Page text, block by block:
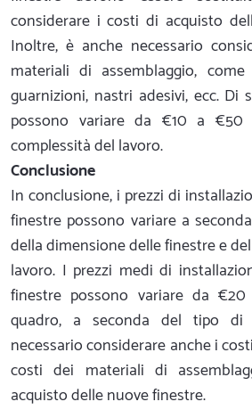
considerare i costi di acquisto
Inoltre, è anche necessario
materiali di assemblaggio,
guarnizioni, nastri adesivi, ecc. Di
possono variare da €10 a €50
complessità del lavoro.
Conclusione
In conclusione, i prezzi di
finestre possono variare a
della dimensione delle finestre e
lavoro. I prezzi medi di
finestre possono variare da
quadro, a seconda del tipo di
necessario considerare anche i
costi dei materiali di
acquisto delle nuove finestre.